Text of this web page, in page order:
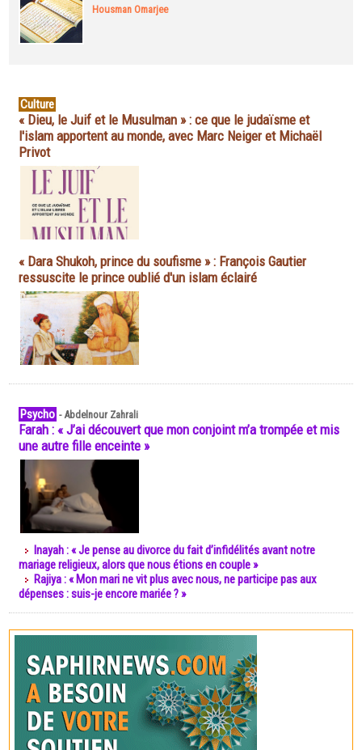
Housman Omarjee
Culture
« Dieu, le Juif et le Musulman » : ce que le judaïsme et
l'islam apportent au monde, avec Marc Neiger et Michaël
Privot
« Dara Shukoh, prince du soufisme » : François Gautier
ressuscite le prince oublié d'un islam éclairé
Psycho -Abdelnour Zahrali
Farah : « J’ai découvert que mon conjoint m’a trompée et mis
une autre fille enceinte »
Inayah : « Je pense au divorce du fait d’infidélités avant notre
mariage religieux, alors que nous étions en couple »
Rajiya : « Mon mari ne vit plus avec nous, ne participe pas aux
dépenses : suis-je encore mariée ? »